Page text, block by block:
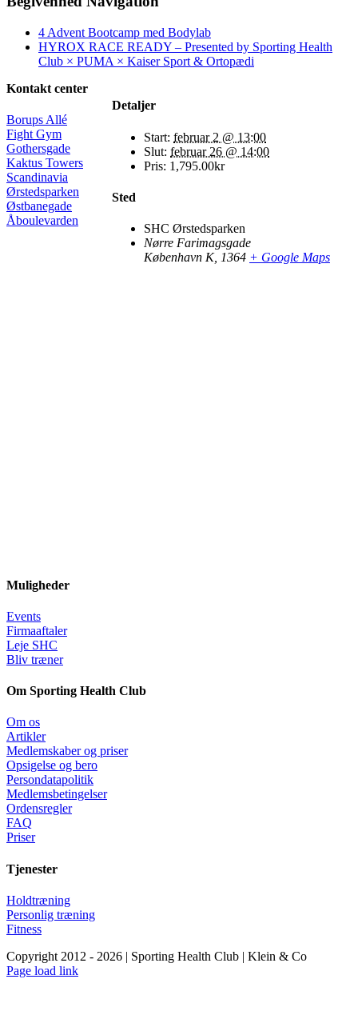
mail
4 Advent Bootcamp med Bodylab
HYROX RACE READY – Presented by Sporting Health
Club × PUMA × Kaiser Sport & Ortopædi
Detaljer
Start: februar 2 @ 13:00
Slut: februar 26 @ 14:00
Pris: 1,795.00kr
Sted
SHC Ørstedsparken
Nørre Farimagsgade
København K, 1364 + Google Maps
Kontakt center
Borups Allé
Fight Gym
Gothersgade
Kaktus Towers
Scandinavia
Ørstedsparken
Østbanegade
Åboulevarden
Muligheder
Events
Firmaaftaler
Leje SHC
Bliv træner
Om Sporting Health Club
Om os
Artikler
Medlemskaber og priser
Opsigelse og bero
Persondatapolitik
Medlemsbetingelser
Ordensregler
FAQ
Priser
Tjenester
Holdtræning
Personlig træning
Fitness
Copyright 2012 - 2026 | Sporting Health Club | Klein & Co
Facebook
Instagram
YouTube
Page load link